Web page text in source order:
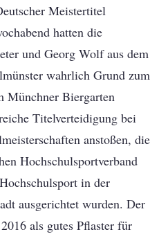
Meistertitel
hatten die
und Georg Wolf aus dem
wahrlich Grund zum
Münchner Biergarten
Titelverteidigung bei
anstoßen, die
Hochschulsportverband
in der
ausgerichtet wurden. Der
als gutes Pflaster für